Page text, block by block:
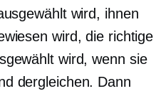
wird, ihnen
wird, die richtige
wird, wenn sie
dergleichen. Dann